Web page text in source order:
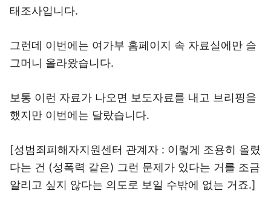
태조사입니다.
그런데 이번에는 여가부 홈페이지 속 자료실에만 슬
그머니 올라왔습니다.
보통 이런 자료가 나오면 보도자료를 내고 브리핑을
했지만 이번에는 달랐습니다.
[성범죄피해자지원센터 관계자 : 이렇게 조용히 올렸
다는 건 (성폭력 같은) 그런 문제가 있다는 거를 조금
알리고 싶지 않다는 의도로 보일 수밖에 없는 거죠.]